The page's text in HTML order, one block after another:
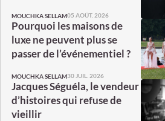
MOUCHKA SELLAM05 AOÛT. 2026
Pourquoi les maisons de
luxe ne peuvent plus se
passer de l’événementiel ?
MOUCHKA SELLAM30 JUIL. 2026
Jacques Séguéla, le vendeur
d’histoires qui refuse de
vieillir